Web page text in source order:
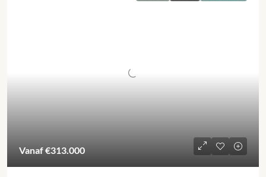
Vanaf€313.000